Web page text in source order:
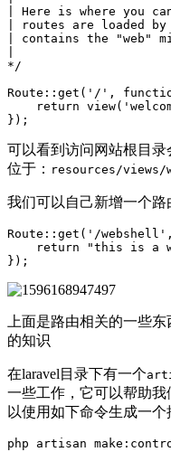
| Here is where you
| routes are loaded
| contains the "web"
*/
Route :: get ( '/' ,
return view(
});
可以看到访问网站根目录
位于： resources/views/
我们可以自己新增一个路
Route::get('/
return "this is a
});
上面是路由相关的一些
的知识
在laravel目录下有一个
一些工作，它可以帮助
以使用如下命令生成一个
php artisan